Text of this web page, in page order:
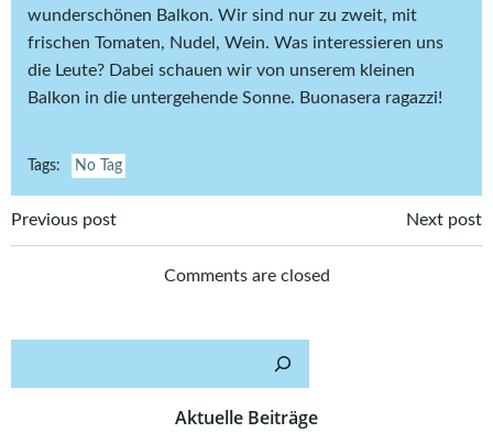
wunderschönen Balkon. Wir sind nur zu zweit, mit
frischen Tomaten, Nudel, Wein. Was interessieren uns
die Leute? Dabei schauen wir von unserem kleinen
Balkon in die untergehende Sonne. Buonasera ragazzi!
Tags: No Tag
Post
navigation
Previous post
navigation
Next post
Comments are closed
Aktuelle Beiträge